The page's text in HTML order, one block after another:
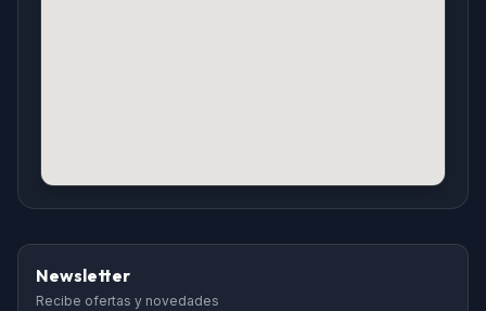
Newsletter
Recibe ofertas y novedades